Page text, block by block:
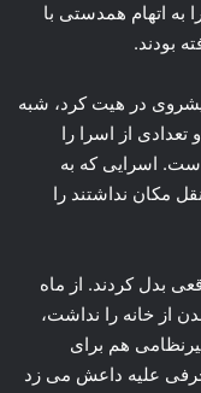
به اتهام همدستی با
بودند.
در هیت کرد، شبه
از اسرا را
اسرایی که به
مکان نداشتند را
بدل کردند. از ماه
آمدن از خانه را نداشت،
هم برای
علیه داعش می زد